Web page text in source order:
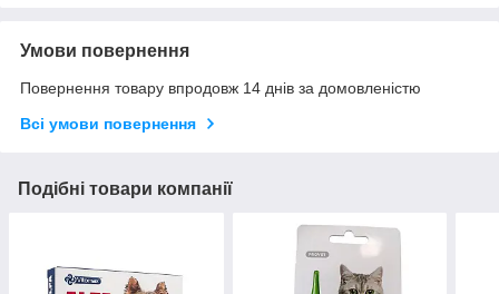
Умови повернення
Повернення товару впродовж 14 днів за домовленістю
Всі умови повернення
Подібні товари компанії